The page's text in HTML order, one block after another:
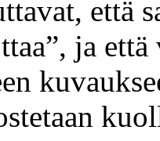
että
ja